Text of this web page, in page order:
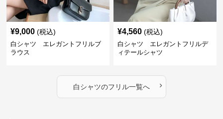
¥9,000 (税込)
白シャツ エレガントフリルブ
ラウス
¥4,560 (税込)
白シャツ エレガントフリルデ
ィテールシャツ
白シャツのフリル一覧へ ›